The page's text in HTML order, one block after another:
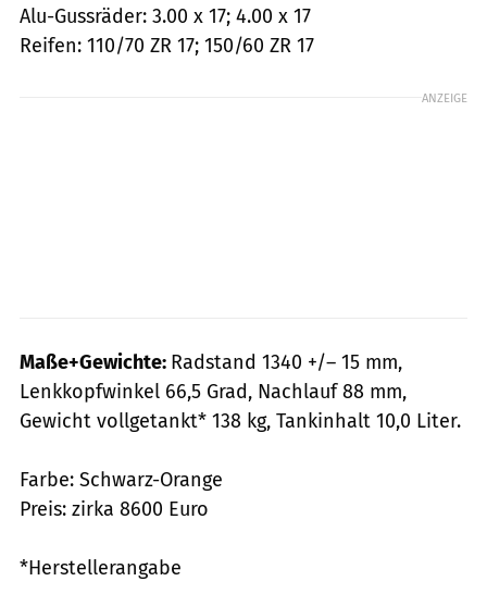
Alu-Gussräder: 3.00 x 17; 4.00 x 17
Reifen: 110/70 ZR 17; 150/60 ZR 17
ANZEIGE
Maße+Gewichte: Radstand 1340 +/– 15 mm,
Lenkkopfwinkel 66,5 Grad, Nachlauf 88 mm,
Gewicht vollgetankt* 138 kg, Tankinhalt 10,0 Liter.
Farbe: Schwarz-Orange
Preis: zirka 8600 Euro
*Herstellerangabe